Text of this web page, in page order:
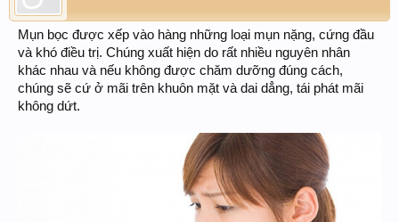
Mụn bọc được xếp vào hàng những loại mụn nặng, cứng đầu
và khó điều trị. Chúng xuất hiện do rất nhiều nguyên nhân
khác nhau và nếu không được chăm dưỡng đúng cách,
chúng sẽ cứ ở mãi trên khuôn mặt và dai dẳng, tái phát mãi
không dứt.